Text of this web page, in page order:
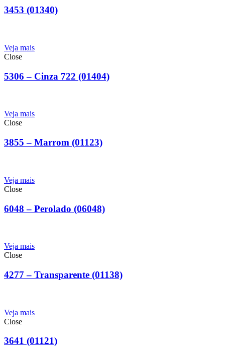
3453 (01340)
Veja mais
Close
5306 – Cinza 722 (01404)
Veja mais
Close
3855 – Marrom (01123)
Veja mais
Close
6048 – Perolado (06048)
Veja mais
Close
4277 – Transparente (01138)
Veja mais
Close
3641 (01121)